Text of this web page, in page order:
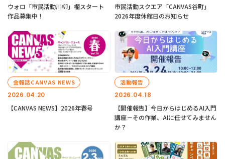
ウォロ「市民活動川柳」欄スタート
作品募集中！
市民活動スクエア「CANVAS谷町」
2026年度休館日のお知らせ
2026.04.20
会報誌CANVAS NEWS
【CANVAS NEWS】2026年春号
2026.04.18
活動報告
【開催報告】今日からはじめるAI入門
講座－その作業、AIに任せてみません
か？